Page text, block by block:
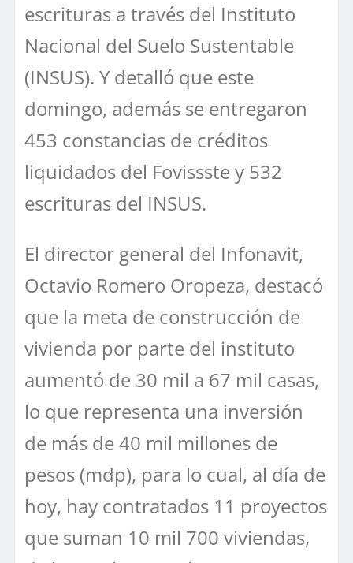
escrituras a través del Instituto
Nacional del Suelo Sustentable
(INSUS). Y detalló que este
domingo, además se entregaron
453 constancias de créditos
liquidados del Fovissste y 532
escrituras del INSUS.
El director general del Infonavit,
Octavio Romero Oropeza, destacó
que la meta de construcción de
vivienda por parte del instituto
aumentó de 30 mil a 67 mil casas,
lo que representa una inversión
de más de 40 mil millones de
pesos (mdp), para lo cual, al día de
hoy, hay contratados 11 proyectos
que suman 10 mil 700 viviendas,